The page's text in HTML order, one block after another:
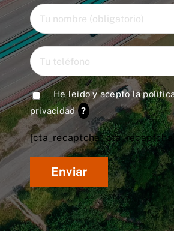
He leido y acepto la
privacidad ?
[cta_recaptcha* cta_recaptcha]